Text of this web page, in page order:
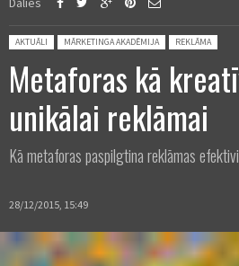
Posted in:
AKTUĀLI MĀRKETINGA AKADĒMIJA REKLĀMA
Metaforas kā
unikālai reklāmai
Kā metaforas paspilgtina reklāmas
28/12/2015, 15:49